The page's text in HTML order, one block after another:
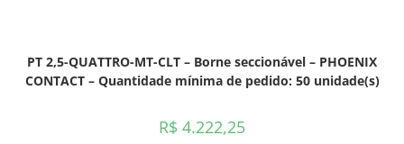
PT 2,5-QUATTRO-MT-CLT – Borne seccionável – PHOENIX
CONTACT – Quantidade mínima de pedido: 50 unidade(s)
R$ 4.222,25